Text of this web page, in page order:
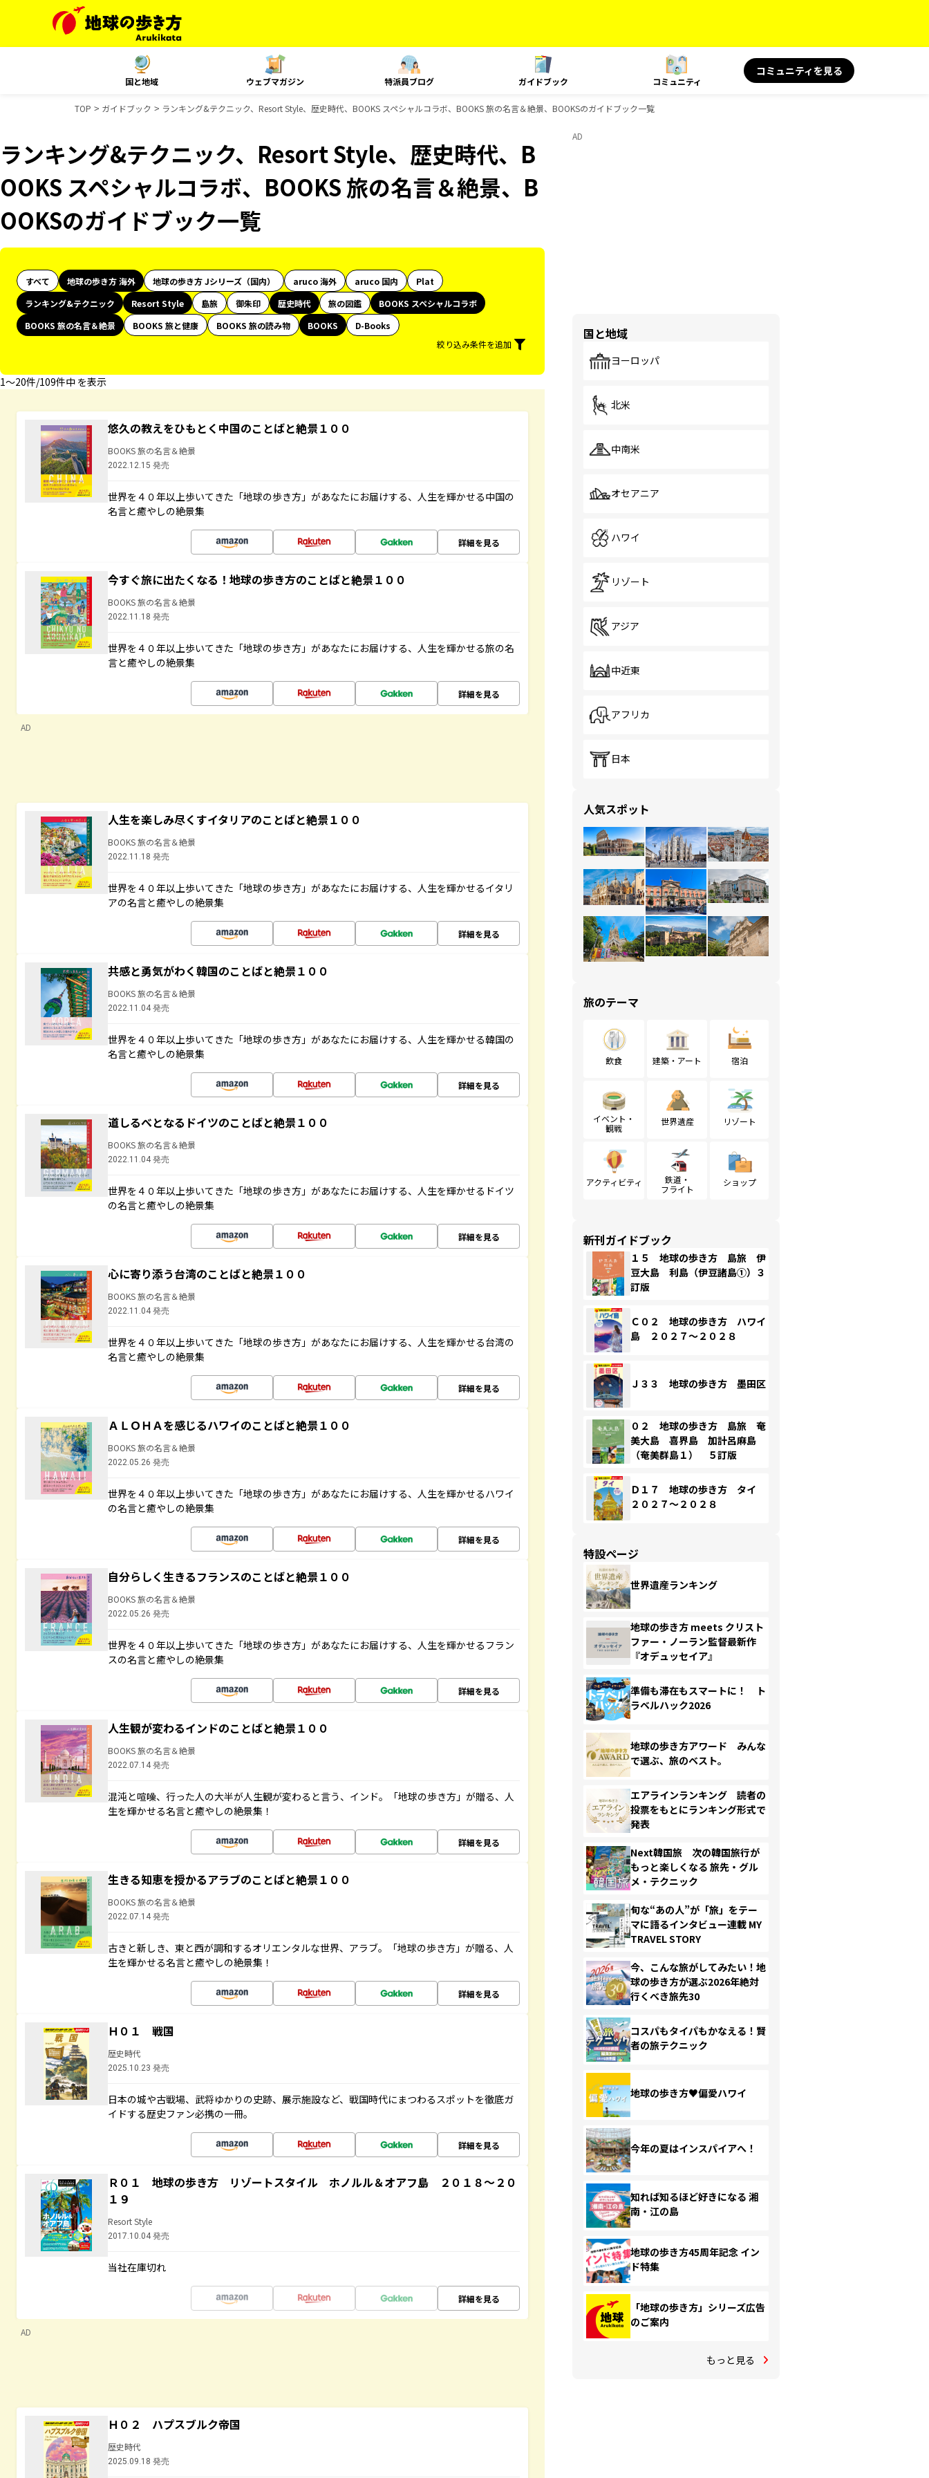
国と地域 ウェブマガジン 特派員ブログ ガイドブック コミュニティ
コミュニティを見る
TOP ガイドブック ランキング&テクニック、Resort Style、歴史時代、BOOKS スペシャルコラボ、BOOKS 旅の名言＆絶景、BOOKSのガイドブック一覧
ランキング&テクニック、Resort Style、歴史時代、B
OOKS スペシャルコラボ、BOOKS 旅の名言＆絶景、B
OOKSのガイドブック一覧
すべて 地球の歩き方 海外 地球の歩き方 Jシリーズ（国内） aruco 海外 aruco 国内
Plat
ランキング&テクニック
Resort Style 島旅 御朱印 歴史時代 旅の図鑑
BOOKS スペシャルコラボ
BOOKS 旅の名言＆絶景
BOOKS 旅と健康 BOOKS 旅の読み物 BOOKS
D-Books
絞り込み条件を追加
1〜20件/109件中 を表示
悠久の教えをひもとく中国のことばと絶景１００
BOOKS 旅の名言＆絶景
2022.12.15 発売
世界を４０年以上歩いてきた「地球の歩き方」があなたにお届けする、人生を輝かせる中国の
名言と癒やしの絶景集
詳細を見る
今すぐ旅に出たくなる！地球の歩き方のことばと絶景１００
BOOKS 旅の名言＆絶景
2022.11.18 発売
世界を４０年以上歩いてきた「地球の歩き方」があなたにお届けする、人生を輝かせる旅の名
言と癒やしの絶景集
詳細を見る
AD
人生を楽しみ尽くすイタリアのことばと絶景１００
BOOKS 旅の名言＆絶景
2022.11.18 発売
世界を４０年以上歩いてきた「地球の歩き方」があなたにお届けする、人生を輝かせるイタリ
アの名言と癒やしの絶景集
詳細を見る
共感と勇気がわく韓国のことばと絶景１００
BOOKS 旅の名言＆絶景
2022.11.04 発売
世界を４０年以上歩いてきた「地球の歩き方」があなたにお届けする、人生を輝かせる韓国の
名言と癒やしの絶景集
詳細を見る
道しるべとなるドイツのことばと絶景１００
BOOKS 旅の名言＆絶景
2022.11.04 発売
世界を４０年以上歩いてきた「地球の歩き方」があなたにお届けする、人生を輝かせるドイツ
の名言と癒やしの絶景集
詳細を見る
心に寄り添う台湾のことばと絶景１００
BOOKS 旅の名言＆絶景
2022.11.04 発売
世界を４０年以上歩いてきた「地球の歩き方」があなたにお届けする、人生を輝かせる台湾の
名言と癒やしの絶景集
詳細を見る
ＡＬＯＨＡを感じるハワイのことばと絶景１００
BOOKS 旅の名言＆絶景
2022.05.26 発売
世界を４０年以上歩いてきた「地球の歩き方」があなたにお届けする、人生を輝かせるハワイ
の名言と癒やしの絶景集
詳細を見る
自分らしく生きるフランスのことばと絶景１００
BOOKS 旅の名言＆絶景
2022.05.26 発売
世界を４０年以上歩いてきた「地球の歩き方」があなたにお届けする、人生を輝かせるフラン
スの名言と癒やしの絶景集
詳細を見る
人生観が変わるインドのことばと絶景１００
BOOKS 旅の名言＆絶景
2022.07.14 発売
混沌と喧噪、行った人の大半が人生観が変わると言う、インド。「地球の歩き方」が贈る、人
生を輝かせる名言と癒やしの絶景集！
詳細を見る
生きる知恵を授かるアラブのことばと絶景１００
BOOKS 旅の名言＆絶景
2022.07.14 発売
古きと新しき、東と西が調和するオリエンタルな世界、アラブ。「地球の歩き方」が贈る、人
生を輝かせる名言と癒やしの絶景集！
詳細を見る
Ｈ０１ 戦国
歴史時代
2025.10.23 発売
日本の城や古戦場、武将ゆかりの史跡、展示施設など、戦国時代にまつわるスポットを徹底ガ
イドする歴史ファン必携の一冊。
詳細を見る
Ｒ０１ 地球の歩き方 リゾートスタイル ホノルル＆オアフ島 ２０１８～２０
１９
Resort Style
2017.10.04 発売
当社在庫切れ
詳細を見る
AD
Ｈ０２ ハプスブルク帝国
歴史時代
2025.09.18 発売
AD
国と地域
ヨーロッパ
北米
中南米
オセアニア
ハワイ
リゾート
アジア
中近東
アフリカ
日本
人気スポット
旅のテーマ
飲食 建築・アート 宿泊
イベント・
観戦
世界遺産 リゾート
アクティビティ
鉄道・
フライト
ショップ
新刊ガイドブック
１５ 地球の歩き方 島旅 伊
豆大島 利島（伊豆諸島①）３
訂版
Ｃ０２ 地球の歩き方 ハワイ
島 ２０２７～２０２８
Ｊ３３ 地球の歩き方 墨田区
０２ 地球の歩き方 島旅 奄
美大島 喜界島 加計呂麻島
（奄美群島１） ５訂版
Ｄ１７ 地球の歩き方 タイ
２０２７～２０２８
特設ページ
世界遺産ランキング
地球の歩き方 meets クリスト
ファー・ノーラン監督最新作
『オデュッセイア』
準備も滞在もスマートに！ ト
ラベルハック2026
地球の歩き方アワード みんな
で選ぶ、旅のベスト。
エアラインランキング 読者の
投票をもとにランキング形式で
発表
Next韓国旅 次の韓国旅行が
もっと楽しくなる 旅先・グル
メ・テクニック
旬な“あの人”が「旅」をテー
マに語るインタビュー連載 MY
TRAVEL STORY
今、こんな旅がしてみたい！地
球の歩き方が選ぶ2026年絶対
行くべき旅先30
コスパもタイパもかなえる！賢
者の旅テクニック
地球の歩き方♥偏愛ハワイ
今年の夏はインスパイアへ！
知れば知るほど好きになる 湘
南・江の島
地球の歩き方45周年記念 イン
ド特集
「地球の歩き方」シリーズ広告
のご案内
もっと見る